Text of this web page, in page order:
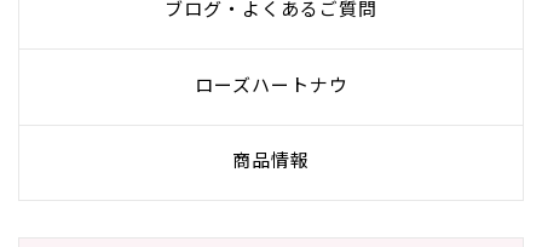
ブログ・よくあるご質問
ローズハートナウ
商品情報